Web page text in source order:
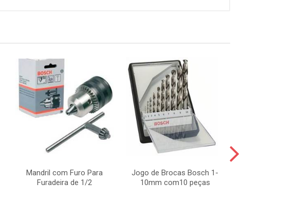
Mandril com Furo Para
Furadeira de 1/2
Jogo de Brocas Bosch 1-
10mm com10 peças